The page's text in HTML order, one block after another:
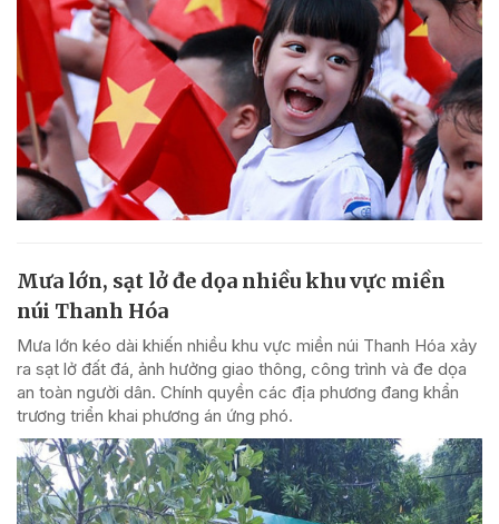
Mưa lớn, sạt lở đe dọa nhiều khu vực miền
núi Thanh Hóa
Mưa lớn kéo dài khiến nhiều khu vực miền núi Thanh Hóa xảy
ra sạt lở đất đá, ảnh hưởng giao thông, công trình và đe dọa
an toàn người dân. Chính quyền các địa phương đang khẩn
trương triển khai phương án ứng phó.